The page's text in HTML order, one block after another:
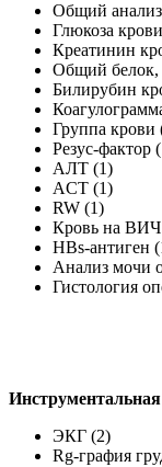
Общий
Глюкоза
Креатинин
Общий
Билирубин
Группа крови
Резус-фактор
АЛТ (1)
ACT (1)
RW (1)
Кровь на
HBs-антиген
Анализ мочи
Гистология
ЭКГ (2)
Rg-графия